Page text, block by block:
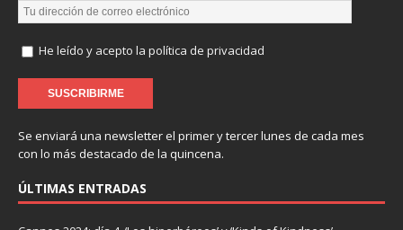
He leído y acepto la política de privacidad
Se enviará una newsletter el primer y tercer lunes de cada mes
con lo más destacado de la quincena.
ÚLTIMAS ENTRADAS